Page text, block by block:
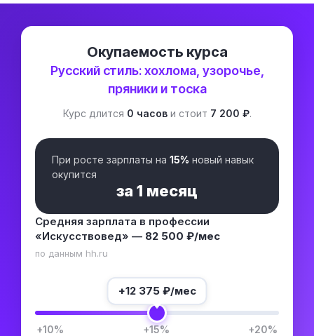
Окупаемость курса
Русский стиль: хохлома, узорочье,
пряники и тоска
Курс длится 0 часови стоит 7 200 ₽.
При росте зарплаты на 15% новый навык
окупится
за 1 месяц
Средняя зарплата в профессии
«Искусствовед» — 82 500 ₽/мес
по данным hh.ru
+12 375₽/мес
+10% +15% +20%